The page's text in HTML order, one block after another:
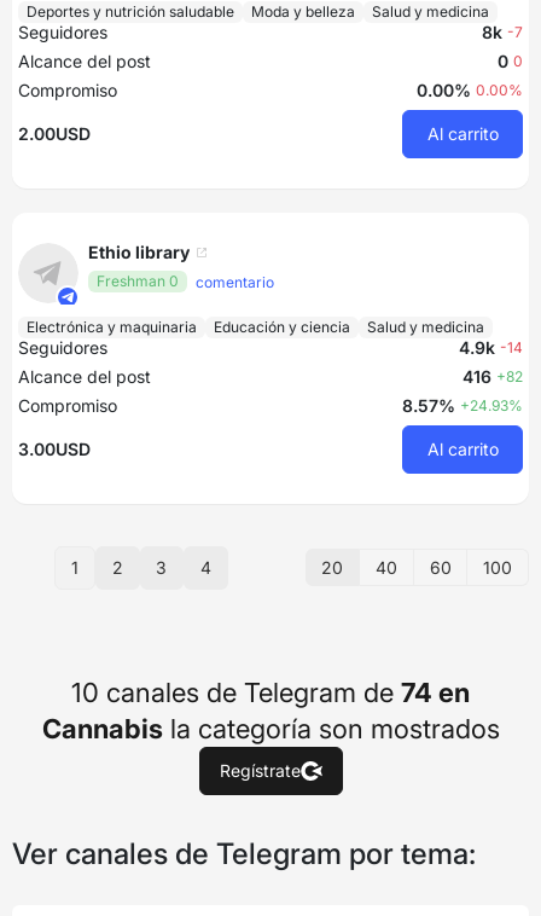
Deportes y nutrición saludable Moda y belleza Salud y medicina
Seguidores 8k -7
Alcance del post 0 0
Compromiso 0.00% 0.00%
2.00USD Al carrito
Ethio library
Freshman 0 comentario
Electrónica y maquinaria Educación y ciencia Salud y medicina
Seguidores 4.9k -14
Alcance del post 416 +82
Compromiso 8.57% +24.93%
3.00USD Al carrito
1 2 3 4 20 40 60 100
10 canales de Telegram de 74 en
Cannabisla categoría son mostrados
Regístrate
Ver canales de Telegram por tema: